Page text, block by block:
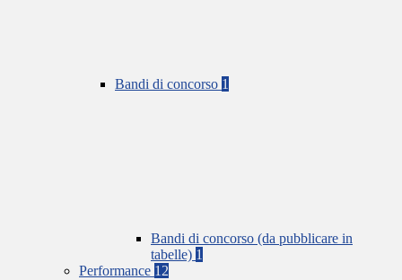
Bandi di concorso 1
Bandi di concorso (da pubblicare in
tabelle) 1
Performance 12